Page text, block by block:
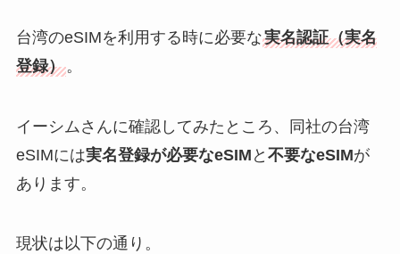
台湾のeSIMを利用する時に必要な実名認証（実名
登録）。
イーシムさんに確認してみたところ、同社の台湾
eSIMには実名登録が必要なeSIM と 不要なeSIMが
あります。
現状は以下の通り。